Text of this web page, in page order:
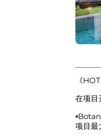
《
在项目
项目最